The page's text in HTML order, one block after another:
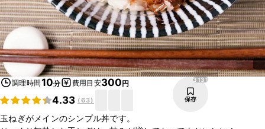
調理時間10分 費用目安300円
4.33 (63)
3131
保存
玉ねぎがメインのシンプル丼です。